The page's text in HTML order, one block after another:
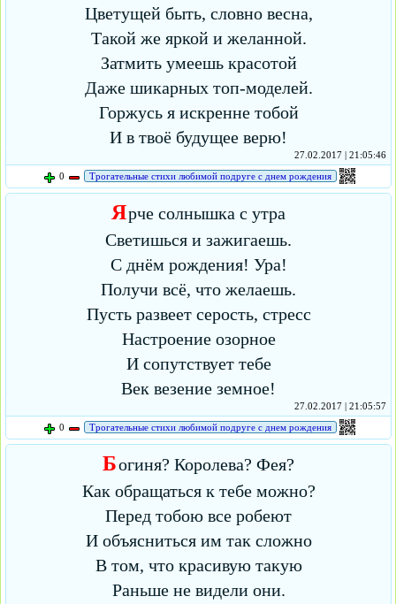
Цветущей быть, словно весна,
Такой же яркой и желанной.
Затмить умеешь красотой
Даже шикарных топ-моделей.
Горжусь я искренне тобой
И в твоё будущее верю!
27.02.2017 | 21:05:46
0
Трогательные стихи любимой подруге с днем рождения
Ярче солнышка с утра
Светишься и зажигаешь.
С днём рождения! Ура!
Получи всё, что желаешь.
Пусть развеет серость, стресс
Настроение озорное
И сопутствует тебе
Век везение земное!
27.02.2017 | 21:05:57
0
Трогательные стихи любимой подруге с днем рождения
Богиня? Королева? Фея?
Как обращаться к тебе можно?
Перед тобою все робеют
И объясниться им так сложно
В том, что красивую такую
Раньше не видели они.